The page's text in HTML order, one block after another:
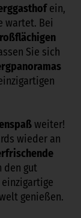
ein,
wartet. Bei
Sie sich
weiter!
wieder an
den gut
genießen.